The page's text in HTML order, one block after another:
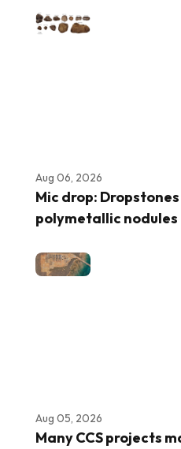
Aug 06, 2026
Mic drop:
polymetallic nodules
Aug 05, 2026
Many CCS projects